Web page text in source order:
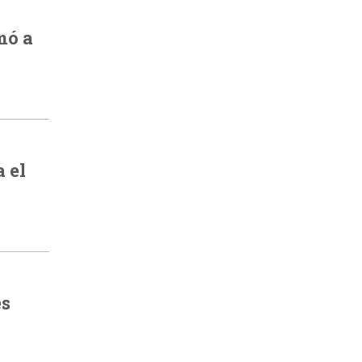
a
el